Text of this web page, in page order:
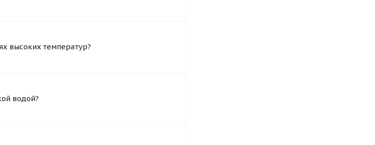
высоких температур?
водой?